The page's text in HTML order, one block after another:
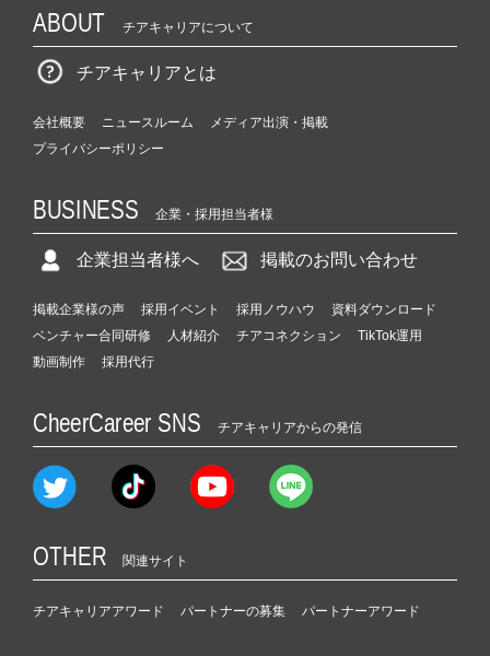
ABOUT チアキャリアについて
チアキャリアとは
会社概要 ニュースルーム
メディア出演・掲載
プライバシーポリシー
BUSINESS 企業・採用担当者様
企業担当者様へ 掲載のお問い合わせ
掲載企業様の声 採用イベント 採用ノウハウ
資料ダウンロード
ベンチャー合同研修
人材紹介 チアコネクション
TikTok運用
動画制作
採用代行
CheerCareer SNS チアキャリアからの発信
OTHER 関連サイト
チアキャリアアワード パートナーの募集 パートナーアワード